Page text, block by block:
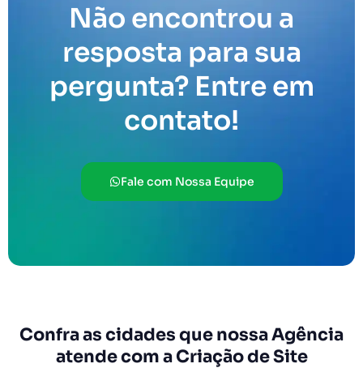
Não encontrou a
resposta para sua
pergunta? Entre em
contato!
Fale com Nossa Equipe
Confra as cidades que nossa Agência
atende com a Criação de Site